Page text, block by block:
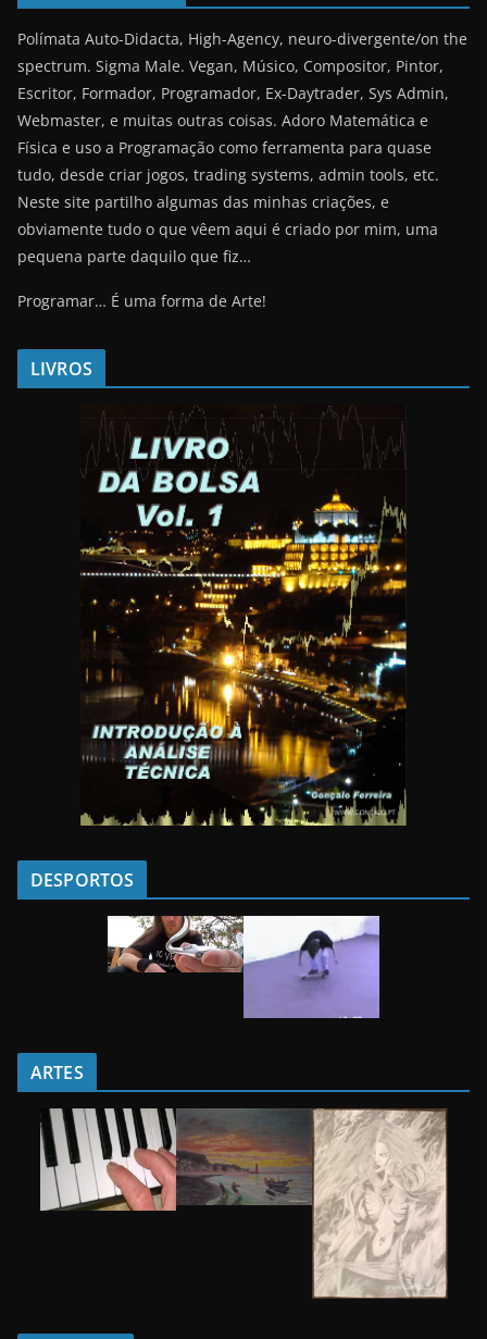
Polímata Auto-Didacta, High-Agency, neuro-divergente/on the
spectrum. Sigma Male. Vegan, Músico, Compositor, Pintor,
Escritor, Formador, Programador, Ex-Daytrader, Sys Admin,
Webmaster, e muitas outras coisas. Adoro Matemática e
Física e uso a Programação como ferramenta para quase
tudo, desde criar jogos, trading systems, admin tools, etc.
Neste site partilho algumas das minhas criações, e
obviamente tudo o que vêem aqui é criado por mim, uma
pequena parte daquilo que fiz…
Programar… É uma forma de Arte!
LIVROS
DESPORTOS
ARTES